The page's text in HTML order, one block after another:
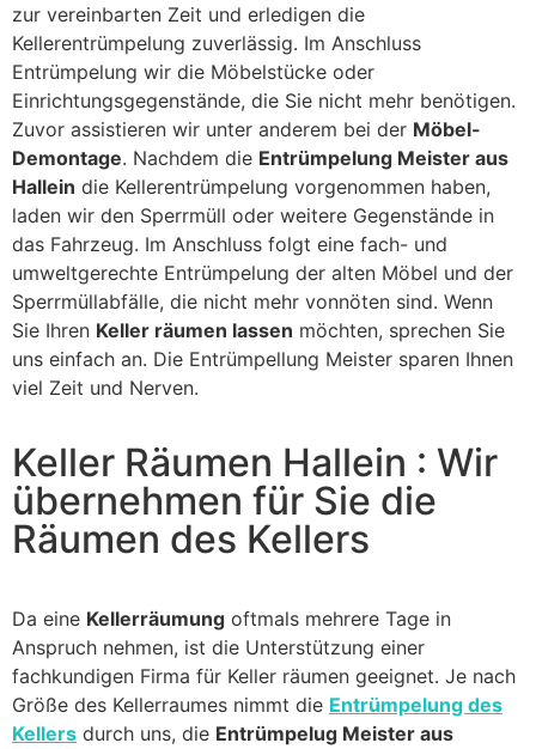
zur vereinbarten Zeit und erledigen die
Kellerentrümpelung zuverlässig. Im Anschluss
Entrümpelung wir die Möbelstücke oder
Einrichtungsgegenstände, die Sie nicht mehr benötigen.
Zuvor assistieren wir unter anderem bei der Möbel-
Demontage. Nachdem die Entrümpelung Meister aus
Hallein die Kellerentrümpelung vorgenommen haben,
laden wir den Sperrmüll oder weitere Gegenstände in
das Fahrzeug. Im Anschluss folgt eine fach- und
umweltgerechte Entrümpelung der alten Möbel und der
Sperrmüllabfälle, die nicht mehr vonnöten sind. Wenn
Sie Ihren Keller räumen lassen möchten, sprechen Sie
uns einfach an. Die Entrümpellung Meister sparen Ihnen
viel Zeit und Nerven.
Keller Räumen Hallein : Wir
übernehmen für Sie die
Räumen des Kellers
Da eine Kellerräumung oftmals mehrere Tage in
Anspruch nehmen, ist die Unterstützung einer
fachkundigen Firma für Keller räumen geeignet. Je nach
Größe des Kellerraumes nimmt die Entrümpelung des
Kellers durch uns, die Entrümpelug Meister aus